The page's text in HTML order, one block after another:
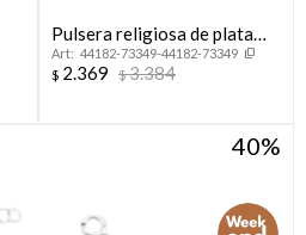
Pulsera religiosa de plata
925, MILAGROSA.
44182-73349-44182-73349
$ 2.369 $3.384
40